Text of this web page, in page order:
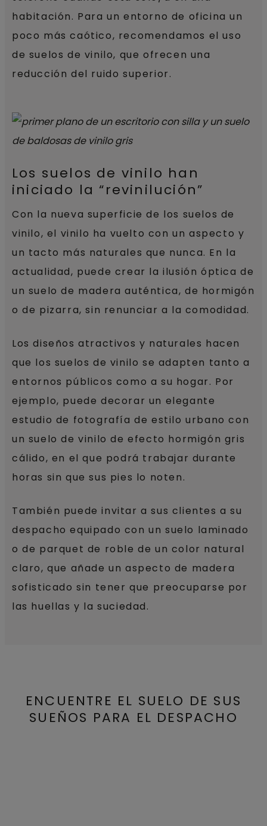
habitación. Para un entorno de oficina un
poco más caótico, recomendamos el uso
de suelos de vinilo, que ofrecen una
reducción del ruido superior.
Los suelos de vinilo han
iniciado la “revinilución”
Con la nueva superficie de los suelos de
vinilo, el vinilo ha vuelto con un aspecto y
un tacto más naturales que nunca. En la
actualidad, puede crear la ilusión óptica de
un suelo de madera auténtica, de hormigón
o de pizarra, sin renunciar a la comodidad.
Los diseños atractivos y naturales hacen
que los suelos de vinilo se adapten tanto a
entornos públicos como a su hogar. Por
ejemplo, puede decorar un elegante
estudio de fotografía de estilo urbano con
un suelo de vinilo de efecto hormigón gris
cálido, en el que podrá trabajar durante
horas sin que sus pies lo noten.
También puede invitar a sus clientes a su
despacho equipado con un suelo laminado
o de parquet de roble de un color natural
claro, que añade un aspecto de madera
sofisticado sin tener que preocuparse por
las huellas y la suciedad.
ENCUENTRE EL SUELO DE SUS
SUEÑOS PARA EL DESPACHO